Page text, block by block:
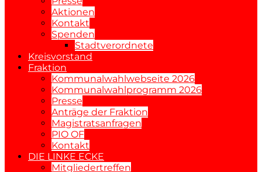
Aktionen
Kontakt
Spenden
Stadtverordnete
Kreisvorstand
Fraktion
Kommunalwahlwebseite 2026
Kommunalwahlprogramm 2026
Presse
Anträge der Fraktion
Magistratsanfragen
PIO OF
Kontakt
DIE LINKE ECKE
Mitgliedertreffen